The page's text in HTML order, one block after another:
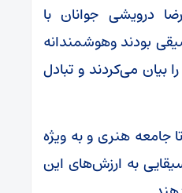
درویشی جوانان با
بودند وهوشمندانه
بیان می‌کردند و تبادل
جامعه هنری و به ویژه
به ارزش‌های این